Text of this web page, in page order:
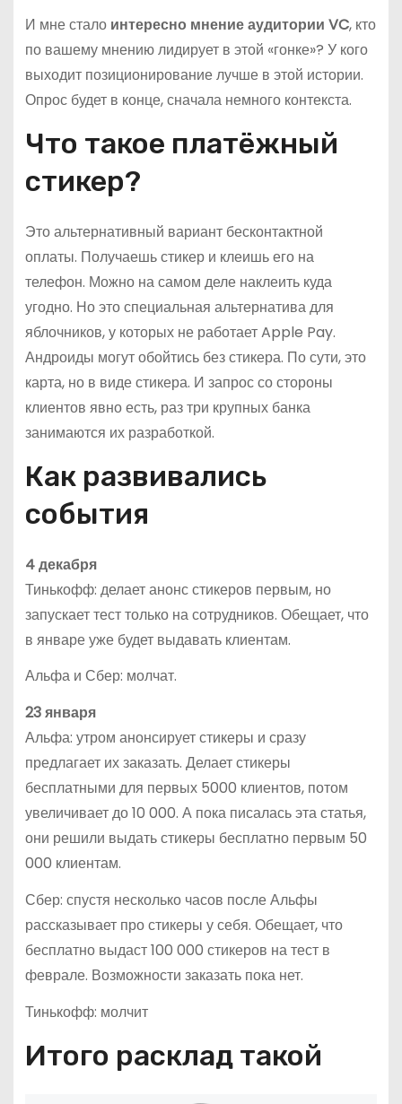
И мне стало интересно мнение аудитории VC, кто
по вашему мнению лидирует в этой «гонке»? У кого
выходит позиционирование лучше в этой истории.
Опрос будет в конце, сначала немного контекста.
Что такое платёжный
стикер?
Это альтернативный вариант бесконтактной
оплаты. Получаешь стикер и клеишь его на
телефон. Можно на самом деле наклеить куда
угодно. Но это специальная альтернатива для
яблочников, у которых не работает Apple Pay.
Андроиды могут обойтись без стикера. По сути, это
карта, но в виде стикера. И запрос со стороны
клиентов явно есть, раз три крупных банка
занимаются их разработкой.
Как развивались
события
4 декабря
Тинькофф: делает анонс стикеров первым, но
запускает тест только на сотрудников. Обещает, что
в январе уже будет выдавать клиентам.
Альфа и Сбер: молчат.
23 января
Альфа: утром анонсирует стикеры и сразу
предлагает их заказать. Делает стикеры
бесплатными для первых 5000 клиентов, потом
увеличивает до 10 000. А пока писалась эта статья,
они решили выдать стикеры бесплатно первым 50
000 клиентам.
Сбер: спустя несколько часов после Альфы
рассказывает про стикеры у себя. Обещает, что
бесплатно выдаст 100 000 стикеров на тест в
феврале. Возможности заказать пока нет.
Тинькофф: молчит
Итого расклад такой